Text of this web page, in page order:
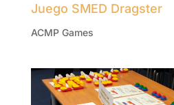
Juego SMED Dragster
ACMP Games